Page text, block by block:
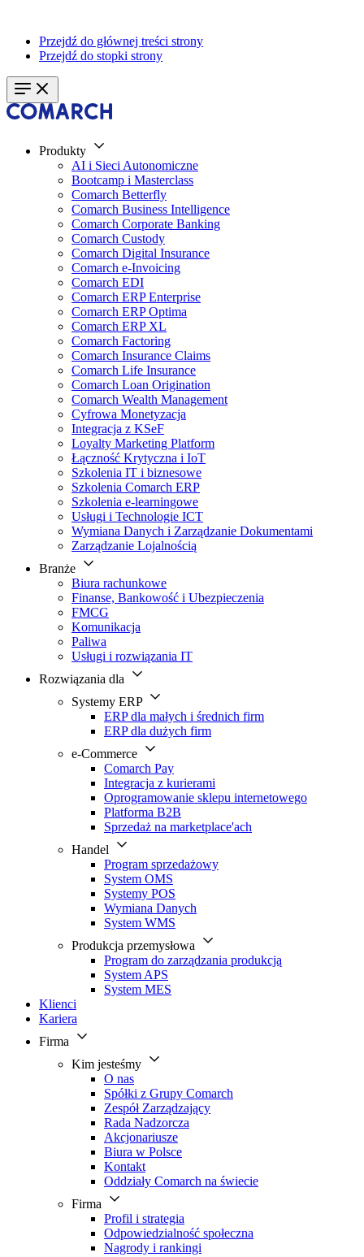
Przejdź do głównej treści strony
Przejdź do stopki strony
Produkty
AI i Sieci Autonomiczne
Bootcamp i Masterclass
Comarch Betterfly
Comarch Business Intelligence
Comarch Corporate Banking
Comarch Custody
Comarch Digital Insurance
Comarch e-Invoicing
Comarch EDI
Comarch ERP Enterprise
Comarch ERP Optima
Comarch ERP XL
Comarch Factoring
Comarch Insurance Claims
Comarch Life Insurance
Comarch Loan Origination
Comarch Wealth Management
Cyfrowa Monetyzacja
Integracja z KSeF
Loyalty Marketing Platform
Łączność Krytyczna i IoT
Szkolenia IT i biznesowe
Szkolenia Comarch ERP
Szkolenia e-learningowe
Usługi i Technologie ICT
Wymiana Danych i Zarządzanie Dokumentami
Zarządzanie Lojalnością
Branże
Biura rachunkowe
Finanse, Bankowość i Ubezpieczenia
FMCG
Komunikacja
Paliwa
Usługi i rozwiązania IT
Rozwiązania dla
Systemy ERP
ERP dla małych i średnich firm
ERP dla dużych firm
e-Commerce
Comarch Pay
Integracja z kurierami
Oprogramowanie sklepu internetowego
Platforma B2B
Sprzedaż na marketplace'ach
Handel
Program sprzedażowy
System OMS
Systemy POS
Wymiana Danych
System WMS
Produkcja przemysłowa
Program do zarządzania produkcją
System APS
System MES
Klienci
Kariera
Firma
Kim jesteśmy
O nas
Spółki z Grupy Comarch
Zespół Zarządzający
Rada Nadzorcza
Akcjonariusze
Biura w Polsce
Kontakt
Oddziały Comarch na świecie
Firma
Profil i strategia
Odpowiedzialność społeczna
Nagrody i rankingi